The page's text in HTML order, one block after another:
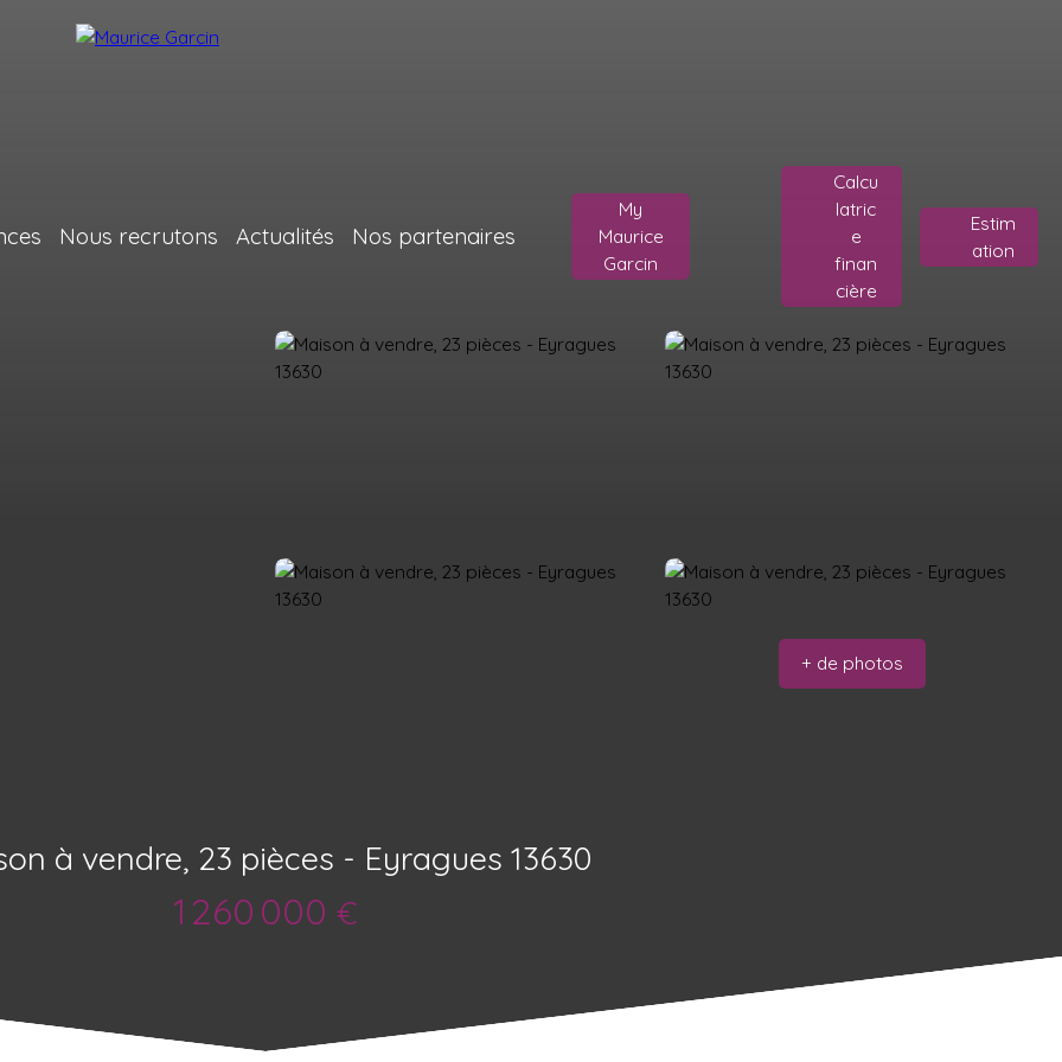
Nous recrutons Actualités Nos partenaires
My
Maurice
Garcin
Calcu
latric
e
finan
cière
Estim
ation
+ de photos
à vendre, 23 pièces - Eyragues 13630
1 260 000 €